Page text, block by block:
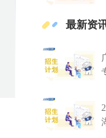
最新资